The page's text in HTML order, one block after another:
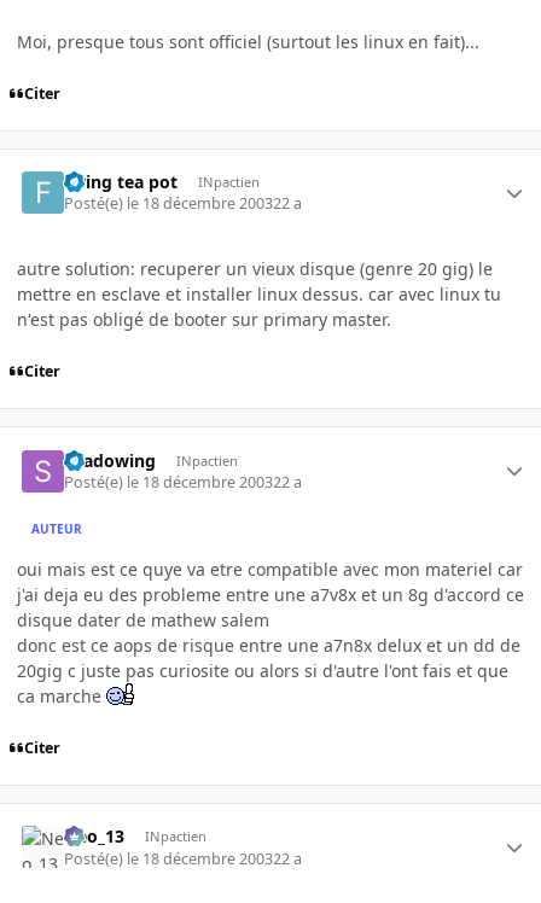
Moi, presque tous sont officiel (surtout les linux en fait)...
Citer
flying tea pot INpactien
Posté(e) le 18 décembre 200322 a
autre solution: recuperer un vieux disque (genre 20 gig) le
mettre en esclave et installer linux dessus. car avec linux tu
n'est pas obligé de booter sur primary master.
Citer
shadowing INpactien
Posté(e) le 18 décembre 200322 a
AUTEUR
oui mais est ce quye va etre compatible avec mon materiel car
j'ai deja eu des probleme entre une a7v8x et un 8g d'accord ce
disque dater de mathew salem
donc est ce aops de risque entre une a7n8x delux et un dd de
20gig c juste pas curiosite ou alors si d'autre l'ont fais et que
ca marche
Citer
Neo_13 INpactien
Posté(e) le 18 décembre 200322 a